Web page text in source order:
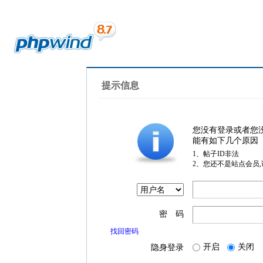
提示信息
您没有登录或者您
能有如下几个原因
1、帖子ID非法
2、您还不是站点会员
密 码
找回密码
隐身登录 开启 关闭